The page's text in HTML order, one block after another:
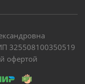
325508100350519
офертой